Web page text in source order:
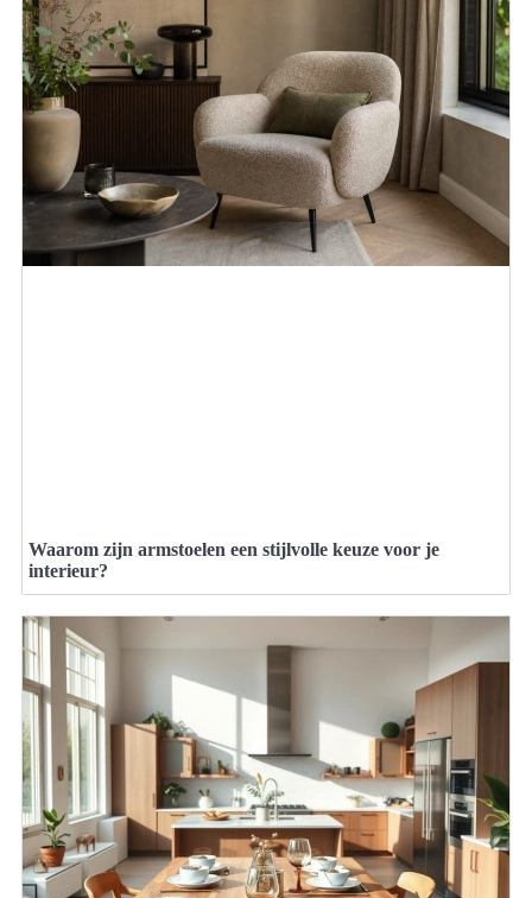
Waarom zijn armstoelen een stijlvolle keuze voor je
interieur?